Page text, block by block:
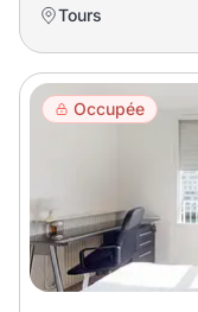
Tours
Occupée